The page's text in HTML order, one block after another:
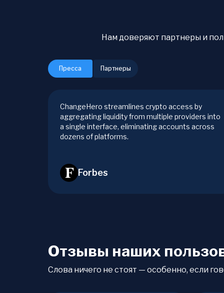
Нам доверяют партнеры и
Пресса Партнеры
ChangeHero streamlines crypto access by
aggregating liquidity from multiple providers into
a single interface, eliminating accounts across
dozens of platforms.
Forbes
Отзывы наших
Слова ничего не стоят — особенно, если